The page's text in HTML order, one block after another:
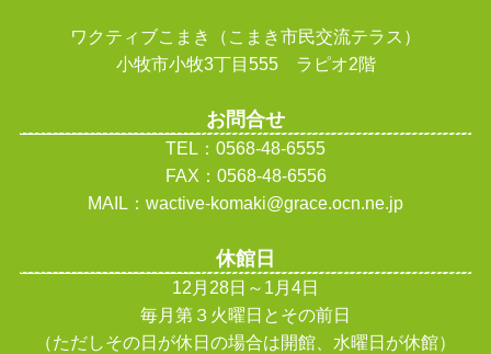
ワクティブこまき（こまき市民交流テラス）
小牧市小牧3丁目555 ラピオ2階
お問合せ
TEL：0568-48-6555
FAX：0568-48-6556
MAIL：wactive-komaki@grace.ocn.ne.jp
休館日
12月28日～1月4日
毎月第３火曜日とその前日
（ただしその日が休日の場合は開館、水曜日が休館）